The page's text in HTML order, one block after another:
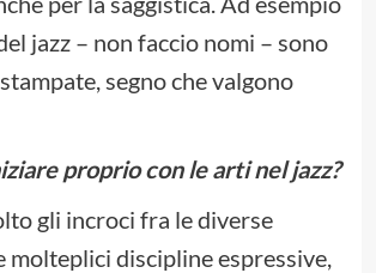
jazz – non faccio nomi – sono
segno che valgono
proprio con le arti nel jazz?
gli incroci fra le diverse
molteplici discipline espressive,